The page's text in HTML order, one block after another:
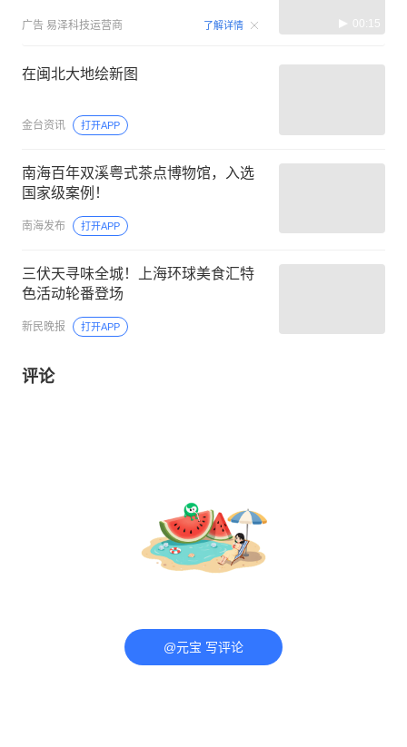
广告 易泽科技运营商 了解详情 00:15
在闽北大地绘新图
金台资讯 打开APP
南海百年双溪粤式茶点博物馆，入选
国家级案例！
南海发布 打开APP
三伏天寻味全城！上海环球美食汇特
色活动轮番登场
新民晚报 打开APP
评论
@元宝 写评论